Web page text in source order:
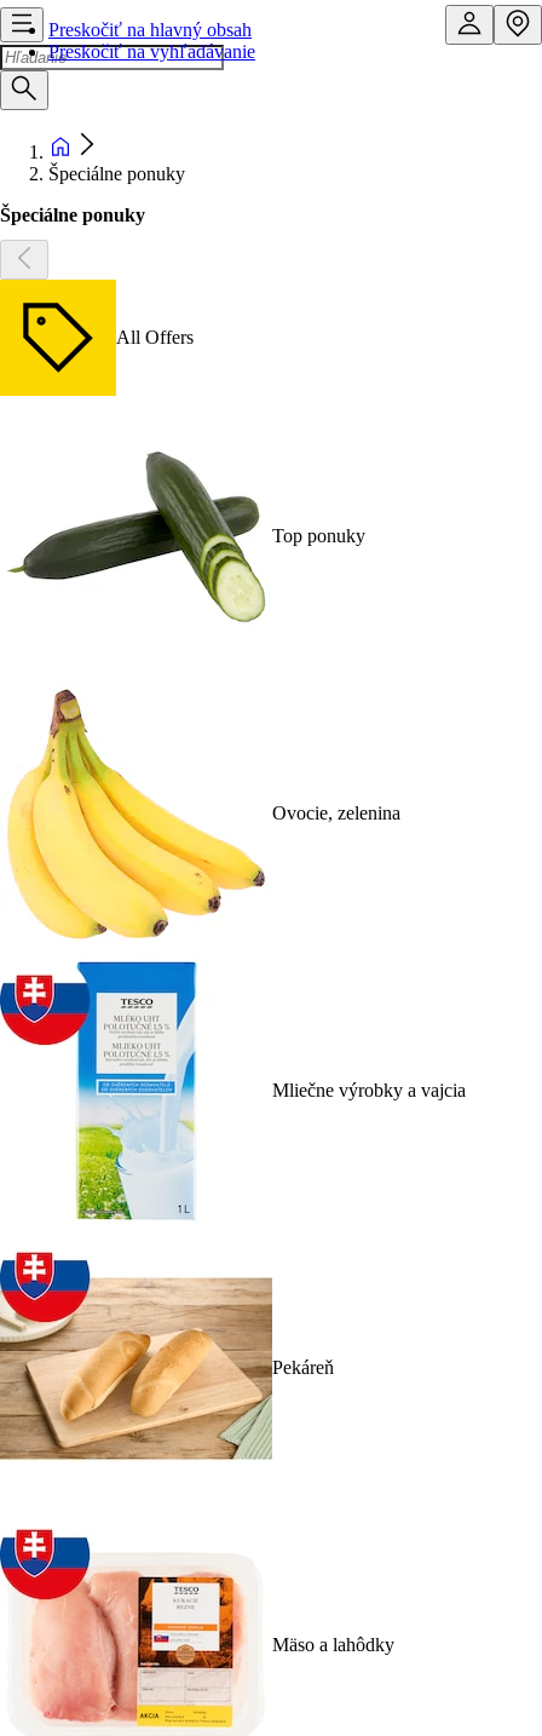
Preskočiť na hlavný obsah
Preskočiť na vyhľadávanie
Špeciálne ponuky
Špeciálne ponuky
All Offers
Top ponuky
Ovocie, zelenina
Mliečne výrobky a vajcia
Pekáreň
Mäso a lahôdky